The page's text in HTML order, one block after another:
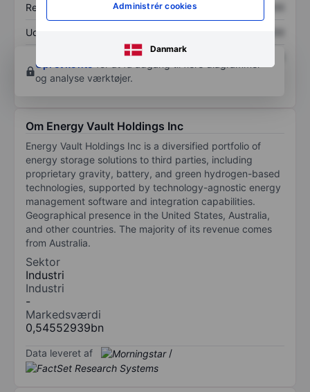
Administrér cookies
Danmark
Resultat pr. aktie (EPS) XXXXXXX
Udbytte pr. aktie
Opret konto
og analyse værktøjer.
Om Energy Vault Holdings Inc
Energy Vault Holdings Inc is a diversified portfolio of
energy storage solutions to third parties, including
proprietary gravity, battery, and green hydrogen-based
technologies, supported by technology-agnostic energy
management software and integration capabilities.
Geographical presence in the United States, Australia,
and other countries. The majority of its revenue comes
from Australia.
Sektor
Industri
Industri
-
Markedsværdi
0,54552939bn
Data leveret af /